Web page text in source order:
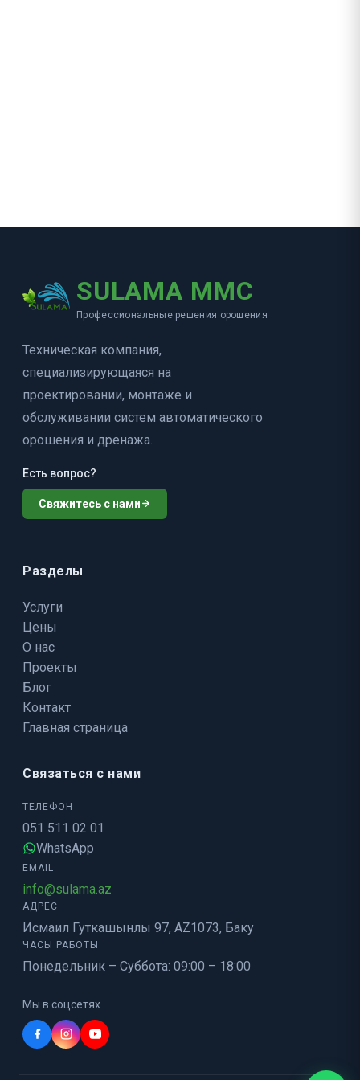
SULAMA MMC
Профессиональные решения орошения
Техническая компания,
специализирующаяся на
проектировании, монтаже и
обслуживании систем автоматического
орошения и дренажа.
Есть вопрос?
Свяжитесь с нами
Разделы
Услуги
Цены
О нас
Проекты
Блог
Контакт
Главная страница
Связаться с нами
ТЕЛЕФОН
051 511 02 01
WhatsApp
EMAIL
info@sulama.az
АДРЕС
Исмаил Гуткашынлы 97, AZ1073, Баку
ЧАСЫ РАБОТЫ
Понедельник – Суббота: 09:00 – 18:00
Мы в соцсетях